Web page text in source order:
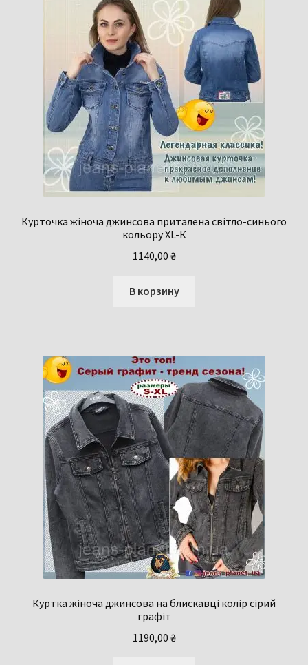
Курточка жіноча джинсова приталена світло-синього
кольору XL-К
1140,00 ₴
В корзину
Куртка жіноча джинсова на блискавці колір сірий
графіт
1190,00 ₴